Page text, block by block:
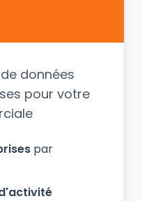
données
pour votre
par